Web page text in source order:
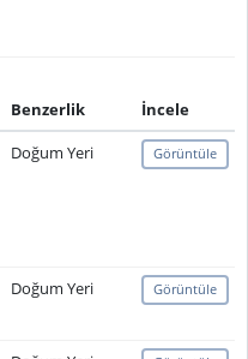
Benzerlik
İncele
Doğum Yeri Görüntüle
Doğum Yeri Görüntüle